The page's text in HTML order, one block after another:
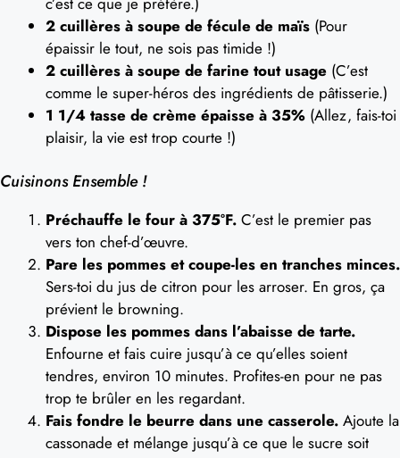
2 cuillères à soupe de fécule de maïs (Pour
épaissir le tout, ne sois pas timide !)
2 cuillères à soupe de farine tout usage (C’est
comme le super-héros des ingrédients de pâtisserie.)
1 1/4 tasse de crème épaisse à 35% (Allez, fais-toi
plaisir, la vie est trop courte !)
Cuisinons Ensemble !
Préchauffe le four à 375°F. C’est le premier pas
vers ton chef-d’œuvre.
Pare les pommes et coupe-les en tranches minces.
Sers-toi du jus de citron pour les arroser. En gros, ça
prévient le browning.
Dispose les pommes dans l’abaisse de tarte.
Enfourne et fais cuire jusqu’à ce qu’elles soient
tendres, environ 10 minutes. Profites-en pour ne pas
trop te brûler en les regardant.
Fais fondre le beurre dans une casserole. Ajoute la
cassonade et mélange jusqu’à ce que le sucre soit